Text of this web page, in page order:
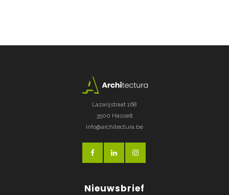
Lazarijstraat 168
3500 Hasselt
info@architectura.be
Nieuwsbrief